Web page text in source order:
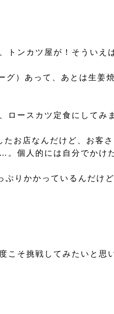
ンカツ屋が！そういえ
）あって、あとは生
ロースカツ定食にしてみ
お店なんだけど、お客さ
個人的には自分でかけ
りかかっているんだけ
こそ挑戦してみたいと思